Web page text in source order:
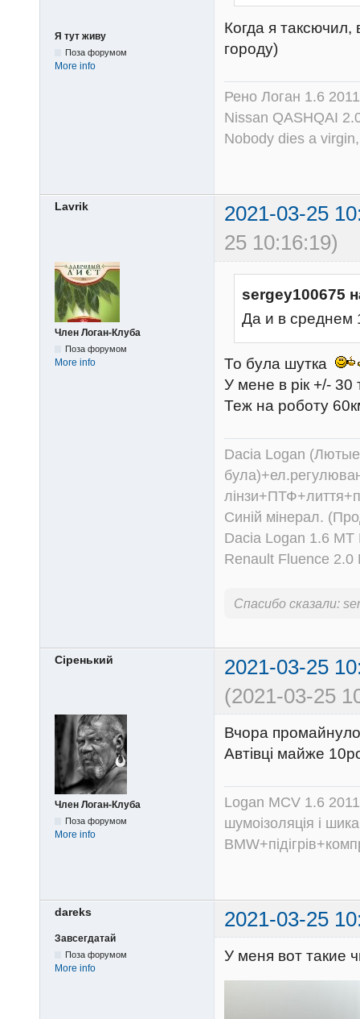
Я тут живу
Поза форумом
More info
Когда я
городу)
Рено Логан 1.6
Nissan QASHQAI
Nobody dies a
Lavrik
2021-03-25
25 10:16:19)
Член Логан-Клуба
Поза форумом
More info
sergey100675
Да и в среднем
То була шутка
У мене в рік +/- 30
Теж на роботу
Dacia Logan
Синій мінерал.
Dacia Logan 1.6 MT
Renault Fluence
Спасибо сказали:
Сіренький
2021-03-25
(2021-03-25
Член Логан-Клуба
Поза форумом
More info
Вчора
Автівці майже
Logan MCV 1.6
шумоізоляція і
dareks 2021-03-25
Завсегдатай
Поза форумом
More info
У меня вот такие